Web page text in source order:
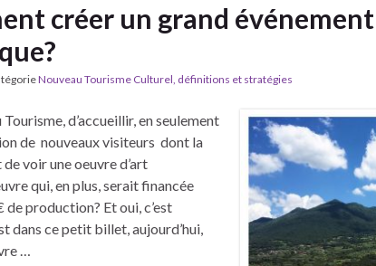
créer un grand événement
Nouveau Tourisme Culturel, définitions et stratégies
d’accueillir, en seulement
de nouveaux visiteurs dont la
voir une oeuvre d’art
qui, en plus, serait financée
production? Et oui, c’est
dans ce petit billet, aujourd’hui,
…